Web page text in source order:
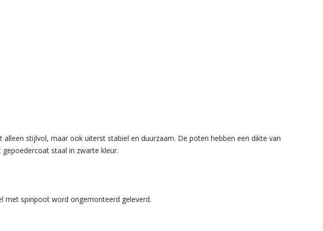
alleen stijlvol, maar ook uiterst stabiel en duurzaam. De poten hebben een dikte van
staal in zwarte kleur.
met spinpoot word ongemonteerd geleverd.